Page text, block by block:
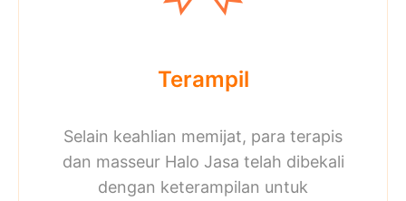
Terampil
Selain keahlian memijat, para terapis
dan masseur Halo Jasa telah dibekali
dengan keterampilan untuk